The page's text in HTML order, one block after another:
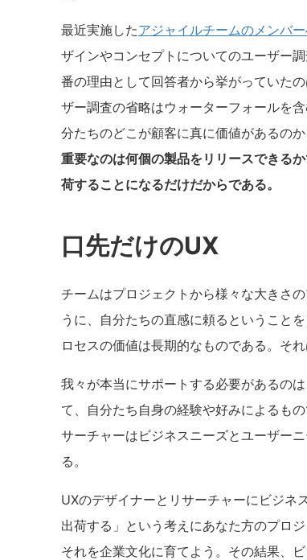
最近実施したアジャイルチームのメンバ
ザインやコンセプトについてのユーザー
番の理由として回答者から挙がっていた
ザー調査の省略はウォーターフォールを
分たちのどこが顧客に真に価値があるの
重要なのは何個の製品をリリースできる
荷することになるだけだからである。
口先だけのUX
チームはプロジェクトから様々な大きさ
うに、自分たちの直感に頼るということ
ロセスの価値は長期的なものである。そ
我々が本当にサポートする必要があるの
て、自分たち自身の経験や好みによるも
サーチャーはビジネスニーズとユーザー
る。
UXのデザイナーとリサーチャーにビジネ
出荷する」という考えにあなた方のプロ
それを企業文化に育てよう。その結果、